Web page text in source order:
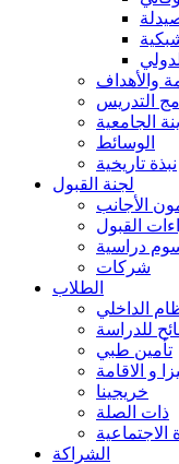
والأهداف
التدريس
الجامعية
الوسائط
نبذة تاريخية
لجنة القبول
الأجانب
القبول
دراسية
شركات
الطلاب
الداخلي
للدراسة
تأمين طبي
و الاقامة
خريجينا
ذات الصلة
الاجتماعية
الشراكة